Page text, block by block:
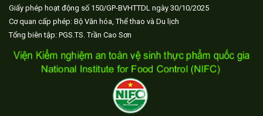
Giấy phép hoạt động số 150/GP-BVHTTDL ngày 30/10/2025
Cơ quan cấp phép: Bộ Văn hóa, Thể thao và Du lịch
Tổng biên tập: PGS.TS. Trần Cao Sơn